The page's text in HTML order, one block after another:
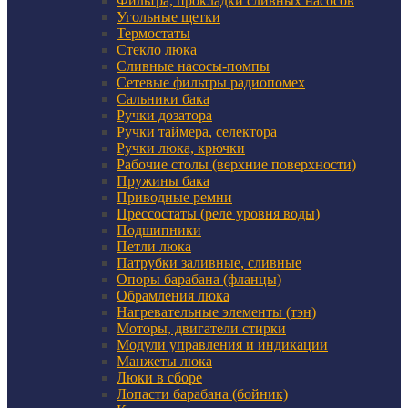
Угольные щетки
Термостаты
Стекло люка
Сливные насосы-помпы
Сетевые фильтры радиопомех
Сальники бака
Ручки дозатора
Ручки таймера, селектора
Ручки люка, крючки
Рабочие столы (верхние поверхности)
Пружины бака
Приводные ремни
Прессостаты (реле уровня воды)
Подшипники
Петли люка
Патрубки заливные, сливные
Опоры барабана (фланцы)
Обрамления люка
Нагревательные элементы (тэн)
Моторы, двигатели стирки
Модули управления и индикации
Манжеты люка
Люки в сборе
Лопасти барабана (бойник)